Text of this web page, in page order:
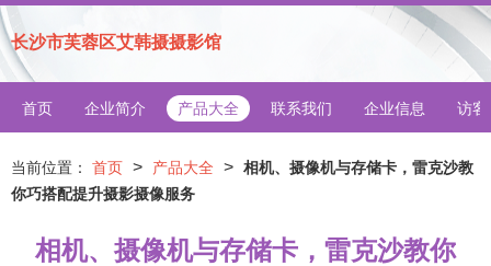
长沙市芙蓉区艾韩摄摄影馆
首页 企业简介 产品大全 联系我们 企业信息 访客
当前位置： 首页 > 产品大全 > 相机、摄像机与存储卡，雷克沙教
你巧搭配提升摄影摄像服务
相机、摄像机与存储卡，雷克沙教你